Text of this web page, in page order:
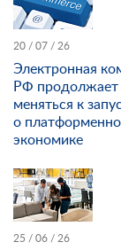
20 / 07 / 26
Электронная
РФ продолжает
меняться к
о
экономике
25 / 06 / 26